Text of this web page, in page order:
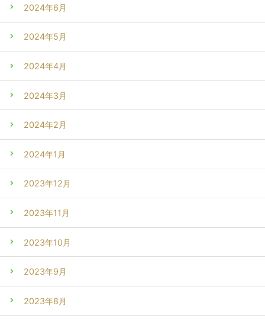
2024年6月
2024年5月
2024年4月
2024年3月
2024年2月
2024年1月
2023年12月
2023年11月
2023年10月
2023年9月
2023年8月